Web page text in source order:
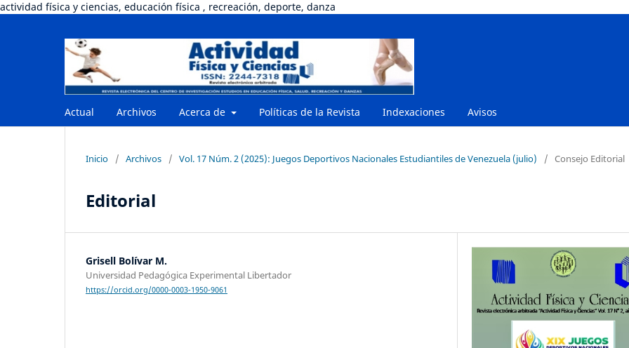
actividad física y ciencias, educación física , recreación, deporte, danza
Actual Archivos Acerca de Políticas de la Revista Indexaciones Avisos
Inicio / Archivos / Vol. 17 Núm. 2 (2025): Juegos Deportivos Nacionales Estudiantiles de Venezuela (julio) / Consejo Editorial
Editorial
Grisell Bolívar M.
Universidad Pedagógica Experimental Libertador
https://orcid.org/0000-0003-1950-9061